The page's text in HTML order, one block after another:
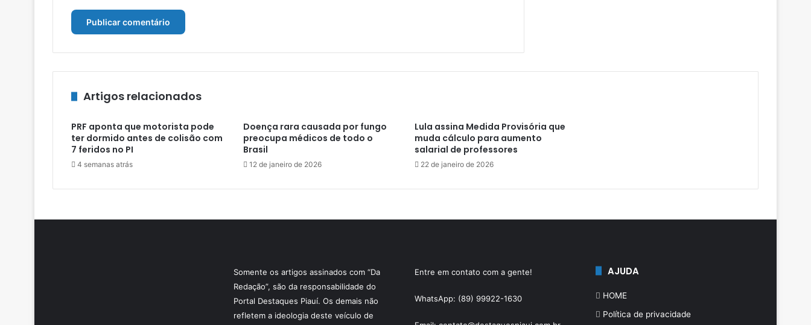
Artigos relacionados
PRF aponta que motorista pode
ter dormido antes de colisão com
7 feridos no PI
4 semanas atrás
Doença rara causada por fungo
preocupa médicos de todo o
Brasil
12 de janeiro de 2026
Lula assina Medida Provisória que
muda cálculo para aumento
salarial de professores
22 de janeiro de 2026
Somente os artigos assinados com “Da
Redação”, são da responsabilidade do
Portal Destaques Piauí. Os demais não
refletem a ideologia deste veículo de
Entre em contato com a gente!
WhatsApp: (89) 99922-1630
AJUDA
HOME
Política de privacidade